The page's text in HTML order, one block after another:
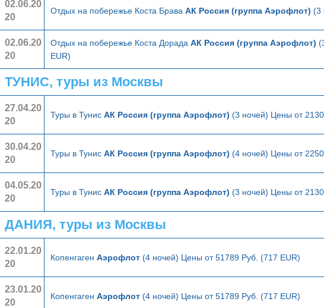
02.06.20
20
Отдых на побережье Коста Брава АК Россия (группа Аэрофлот) (3
02.06.20
20
Отдых на побережье Коста Дорада АК Россия (группа Аэрофлот)
EUR)
ТУНИС, туры из Москвы
27.04.20
20
Туры в Тунис АК Россия (группа Аэрофлот) (3 ночей) Цены от
30.04.20
20
Туры в Тунис АК Россия (группа Аэрофлот) (4 ночей) Цены от
04.05.20
20
Туры в Тунис АК Россия (группа Аэрофлот) (3 ночей) Цены от
ДАНИЯ, туры из Москвы
22.01.20
20
Копенгаген Аэрофлот (4 ночей) Цены от 51789 Руб. (717 EUR)
23.01.20
20
Копенгаген Аэрофлот (4 ночей) Цены от 51789 Руб. (717 EUR)